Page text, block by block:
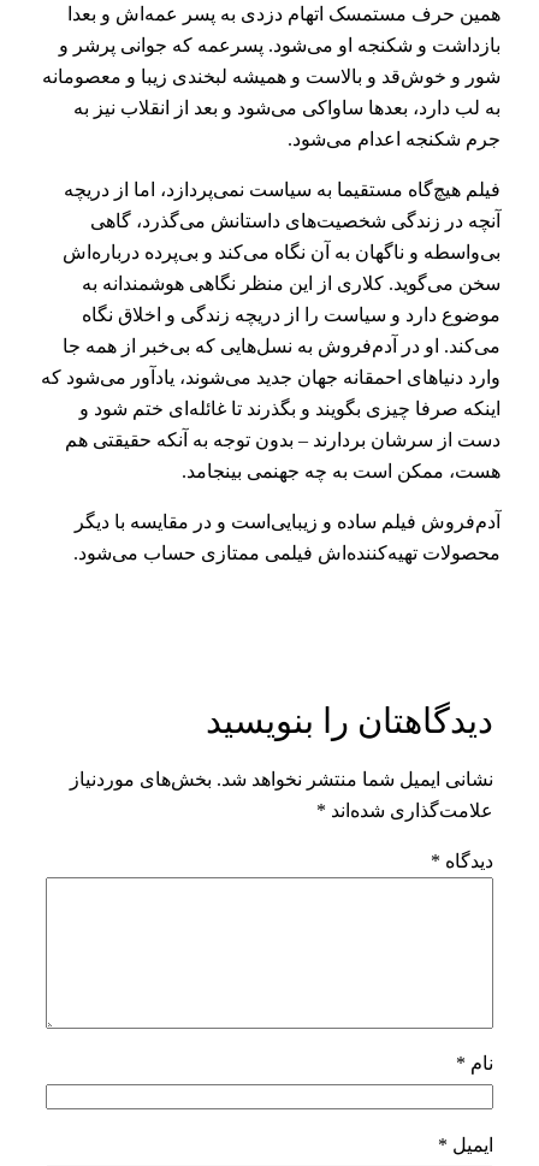
همین حرف مستمسک اتهام دزدی به پسر عمه‌اش و بعدا
بازداشت و شکنجه او می‌شود. پسرعمه که جوانی پرشر و
شور و خوش‌قد و بالاست و همیشه لبخندی زیبا و معصومانه
به لب دارد، بعدها ساواکی می‌شود و بعد از انقلاب نیز به
جرم شکنجه اعدام می‌شود.
فیلم هیچ‌گاه مستقیما به سیاست نمی‌پردازد، اما از دریچه
آنچه در زندگی شخصیت‌های داستانش می‌گذرد، گاهی
بی‌واسطه و ناگهان به آن نگاه می‌کند و بی‌پرده درباره‌اش
سخن می‌گوید. کلاری از این منظر نگاهی هوشمندانه به
موضوع دارد و سیاست را از دریچه زندگی و اخلاق نگاه
می‌کند. او در آدم‌فروش به نسل‌هایی که بی‌خبر از همه جا
وارد دنیاهای احمقانه جهان جدید می‌شوند، یادآور می‌شود که
اینکه صرفا چیزی بگویند و بگذرند تا غائله‌ای ختم شود و
دست از سرشان بردارند – بدون توجه به آنکه حقیقتی هم
هست، ممکن است به چه جهنمی بینجامد.
آدم‌فروش فیلم ساده و زیبایی‌است و در مقایسه با دیگر
محصولات تهیه‌کننده‌اش فیلمی ممتازی حساب می‌شود.
دیدگاهتان را بنویسید
نشانی ایمیل شما منتشر نخواهد شد. بخش‌های موردنیاز
علامت‌گذاری شده‌اند *
دیدگاه *
نام *
ایمیل *